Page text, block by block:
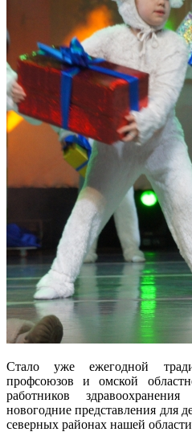
Стало уже ежегодной
профсоюзов и омской
работников
новогодние представления для
северных районах нашей